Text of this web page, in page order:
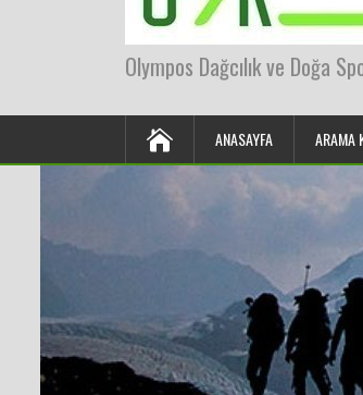
Olympos Dağcılık ve Doğa
ANASAYFA ARAMA